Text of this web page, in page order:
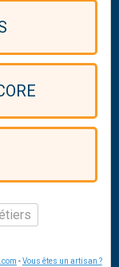
-Vous êtes un artisan ?